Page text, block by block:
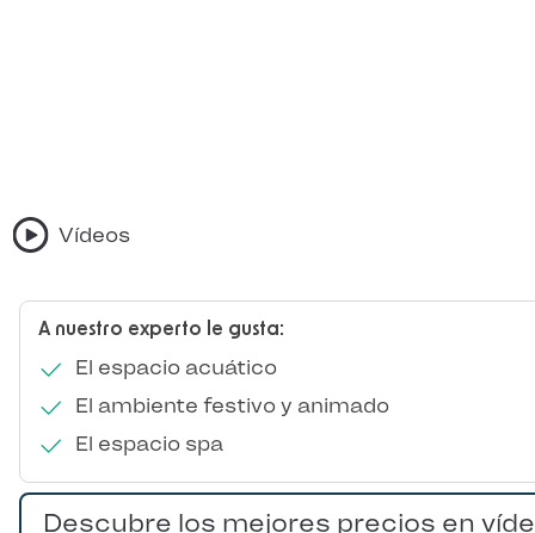
A nuestro experto le gusta:
El espacio acuático
El ambiente festivo y animado
El espacio spa
Vídeos
Descubre los mejores precios en